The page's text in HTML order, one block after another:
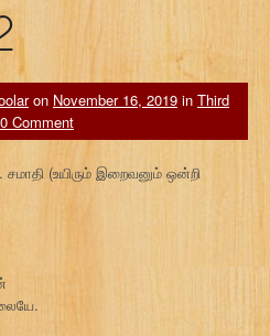
on November 16, 2019 in Third
0 Comment
(உயிரும் இறைவனும் ஒன்றி